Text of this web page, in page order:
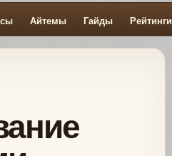
Айтемы Гайды Рейтинги